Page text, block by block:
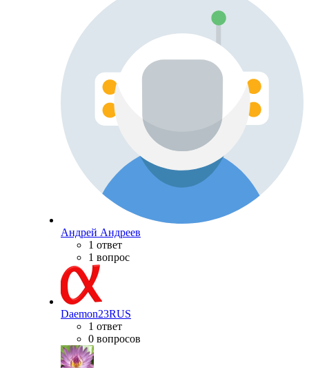
Андрей Андреев
1 ответ
1 вопрос
Daemon23RUS
1 ответ
0 вопросов